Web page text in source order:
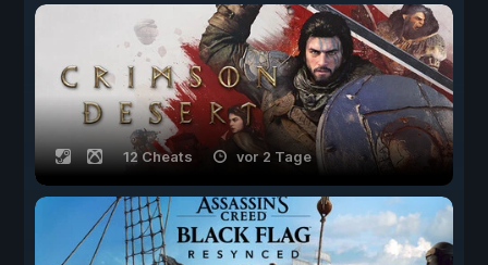
12 Cheats vor 2 Tage